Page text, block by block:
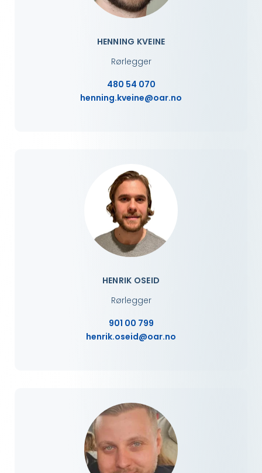
HENNING KVEINE
Rørlegger
480 54 070
henning.kveine@oar.no
HENRIK OSEID
Rørlegger
901 00 799
henrik.oseid@oar.no